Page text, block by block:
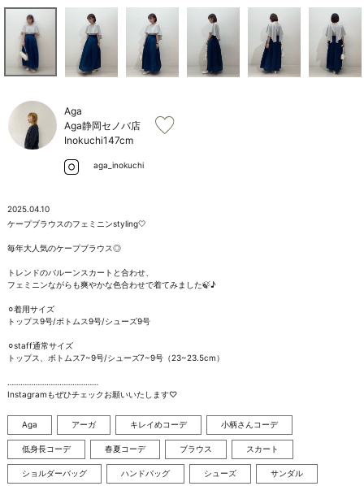
ご利用ガイド/ヘルプ
Aga
Aga静岡セノバ店
Inokuchi147cm
aga_inokuchi
2025.04.10
ケープブラウスのフェミニンstyling🤍
毎年大人気のケープブラウス◎
トレンドのバルーンスカートと合わせ、
フェミニンながらも爽やかな色合わせで着てみました🍃♪
⚪︎着用サイズ
トップス9号/ボトムス9号/シューズ9号
⚪︎staff通常サイズ
トップス、ボトムス7~9号/シューズ7~9号（23~23.5cm）
……………………………………
Instagramもぜひチェックお願いいたします♡
Aga アーガ キレイめコーデ 小柄さんコーデ
低身長コーデ 春夏コーデ ブラウス スカート
ショルダーバッグ ハンドバッグ シューズ サンダル